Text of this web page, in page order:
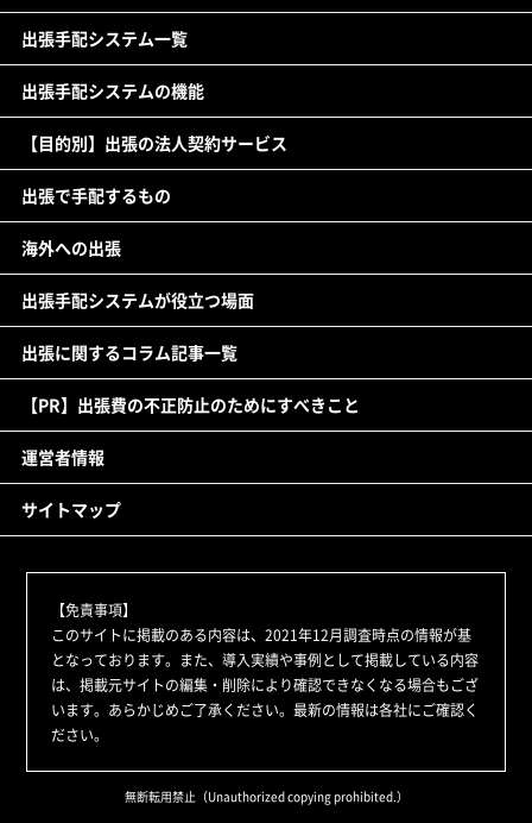
出張手配システム一覧
出張手配システムの機能
【目的別】出張の法人契約サービス
出張で手配するもの
海外への出張
出張手配システムが役立つ場面
出張に関するコラム記事一覧
【PR】出張費の不正防止のためにすべきこと
運営者情報
サイトマップ
【免責事項】
このサイトに掲載のある内容は、2021年12月調査時点の情報が基
となっております。また、導入実績や事例として掲載している内容
は、掲載元サイトの編集・削除により確認できなくなる場合もござ
います。あらかじめご了承ください。最新の情報は各社にご確認く
ださい。
無断転用禁止（Unauthorized copying prohibited.）